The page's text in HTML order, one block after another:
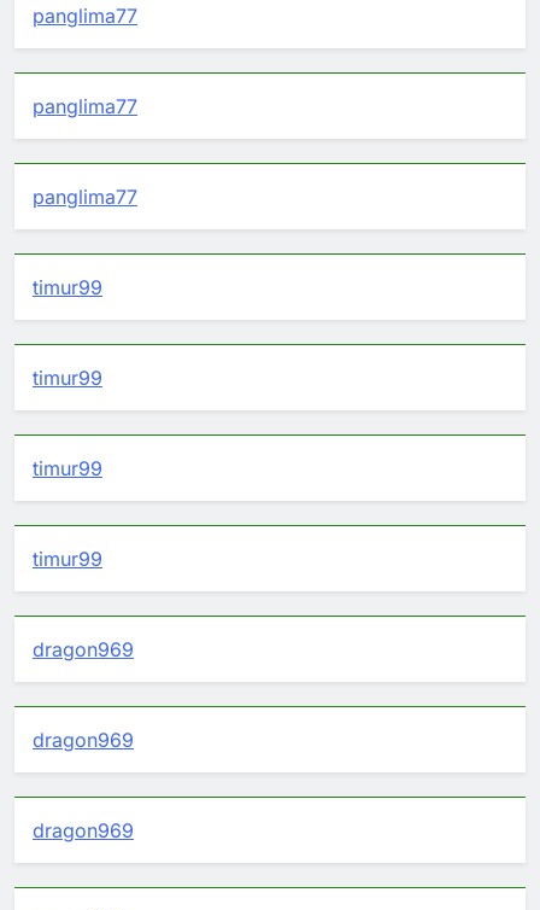
panglima77
panglima77
panglima77
timur99
timur99
timur99
timur99
dragon969
dragon969
dragon969